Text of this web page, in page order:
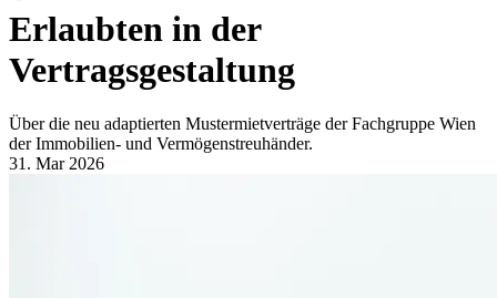
Erlaubten in der
Vertragsgestaltung
Über die neu adaptierten Mustermietverträge der Fachgruppe Wien
der Immobilien- und Vermögenstreuhänder.
31. Mar 2026